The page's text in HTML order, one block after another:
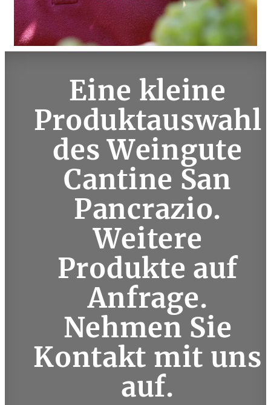
Eine kleine
Produktauswahl
des Weingute
Cantine San
Pancrazio.
Weitere
Produkte auf
Anfrage.
Nehmen Sie
Kontakt mit uns
auf.